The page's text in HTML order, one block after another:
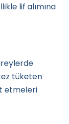
lif alımına
tüketen
etmeleri